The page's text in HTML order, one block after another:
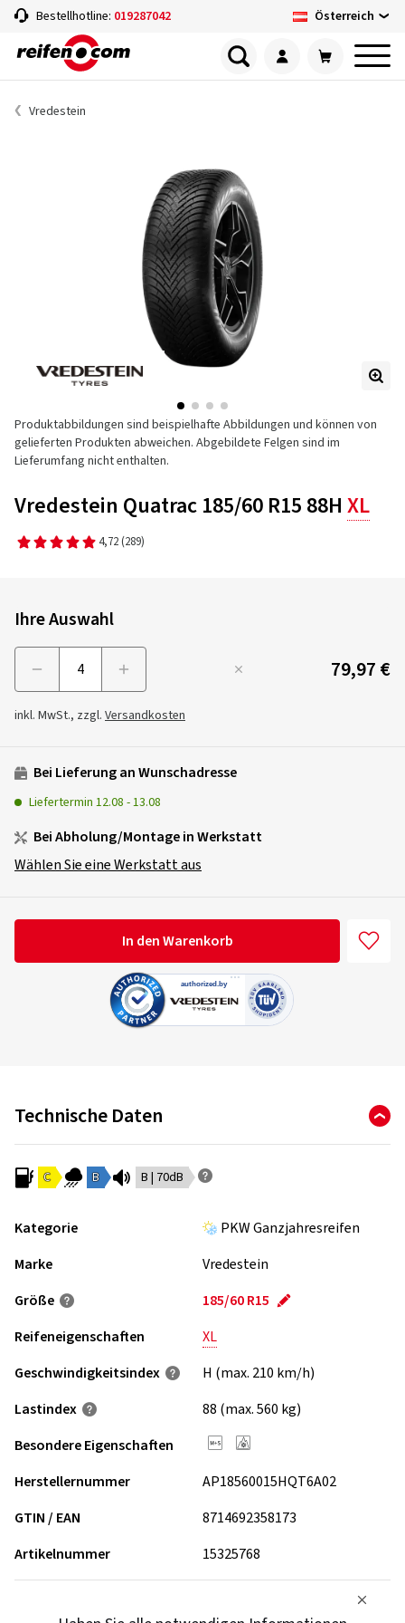
Bestellhotline: 019287042 Österreich
Vredestein
Produktabbildungen sind beispielhafte Abbildungen und können von
gelieferten Produkten abweichen. Abgebildete Felgen sind im
Lieferumfang nicht enthalten.
Vredestein Quatrac 185/60 R15 88H XL
4,72 (289)
Ihre Auswahl
79,97 €
inkl. MwSt., zzgl. Versandkosten
Bei Lieferung an Wunschadresse
Liefertermin 12.08 -13.08
Bei Abholung/Montage in Werkstatt
Wählen Sie eine Werkstatt aus
In den Warenkorb
Technische Daten
C B B | 70dB
Kategorie
PKW Ganzjahresreifen
Marke
Vredestein
Größe
185/60 R15
Reifeneigenschaften
XL
Geschwindigkeits­index
H (max. 210 km/h)
Lastindex
88 (max. 560 kg)
Besondere Eigenschaften
Herstellernummer
AP18560015HQT6A02
GTIN / EAN
8714692358173
Artikelnummer
15325768